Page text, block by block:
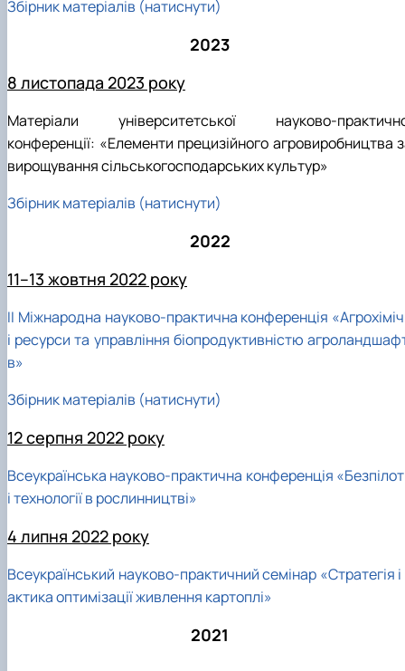
Збірник матеріалів (натиснути)
2023
8 листопада 2023 року
Матеріали університетської науково-
конференції: «Елементи прецизійного агровиробництва
вирощування сільськогосподарських культур»
Збірник матеріалів (натиснути)
2022
11–13 жовтня 2022 року
ІІ Міжнародна науково-практична конференція
і ресурси та управління біопродуктивністю
в»
Збірник матеріалів (натиснути)
12 серпня 2022 року
Всеукраїнська науково-практична конференція
і технології в рослинництві»
4 липня 2022 року
Всеукраїнський науково-практичний семінар «Стратегія і
актика оптимізації живлення картоплі»
2021